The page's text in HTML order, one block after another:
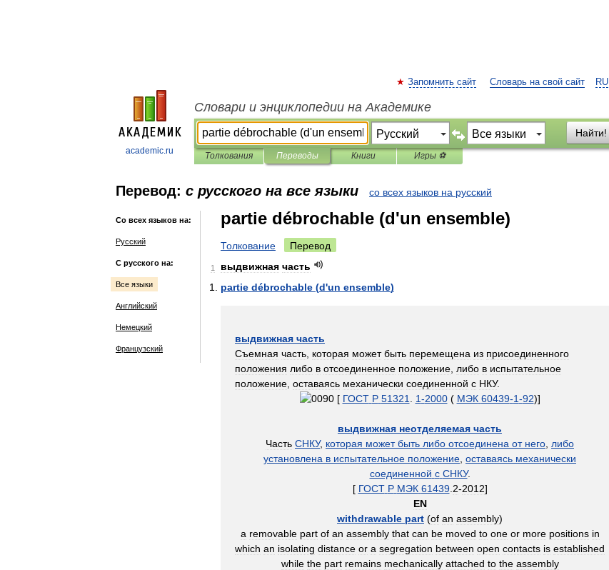
academic.ru
RU
Запомнить сайт Словарь на свой сайт
Словари и энциклопедии на Академике
Найти!
Толкования Переводы Книги Игры ⚽
Перевод: с русского на все языки со всех языков на русский
Со всех языков на:
Русский
С русского на:
Все языки
Английский
Немецкий
Французский
partie débrochable (d'un ensemble)
Толкование Перевод
1 выдвижная часть
partie débrochable (d'un ensemble)
выдвижная часть
Съемная часть которая может быть перемещена из присоединенного
положения либо в отсоединенное положение либо в испытательное
положение оставаясь механически соединенной с НКУ.
[ ГОСТ Р 51321 1-2000( МЭК 60439-1-92)]
выдвижная неотделяемая часть
Часть СНКУ, которая может быть либо отсоединена от него либо
установлена в испытательное положение оставаясь механически
соединенной с СНКУ.
[ ГОСТ Р МЭК 61439. 2-2012]
EN
withdrawable part (of an assembly)
a removable part of an assembly that can be moved to one or more positions in
which an isolating distance or a segregation between open contacts is established
while the part remains mechanically attached to the assembly